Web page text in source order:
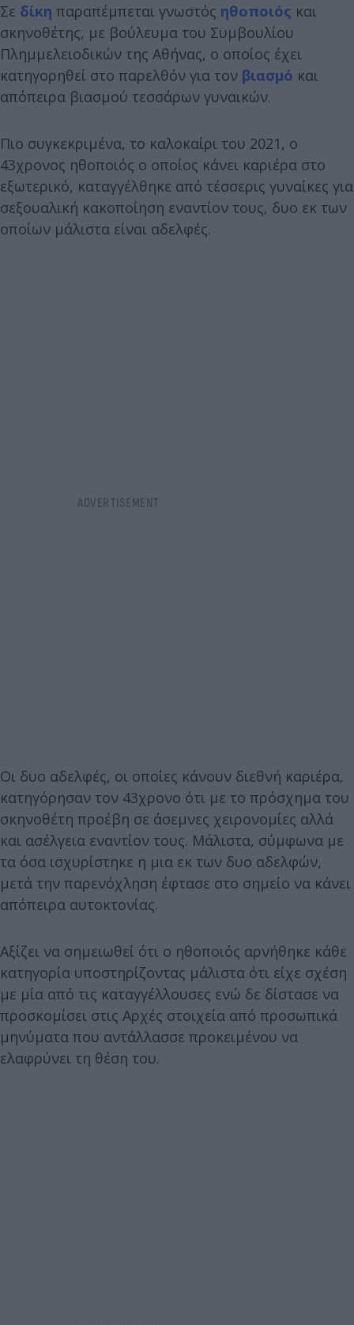
Σε δίκη παραπέμπεται γνωστός ηθοποιός και
σκηνοθέτης, με βούλευμα του Συμβουλίου
Πλημμελειοδικών της Αθήνας, ο οποίος έχει
κατηγορηθεί στο παρελθόν για τον βιασμό και
απόπειρα βιασμού τεσσάρων γυναικών.
Πιο συγκεκριμένα, το καλοκαίρι του 2021, ο
43χρονος ηθοποιός ο οποίος κάνει καριέρα στο
εξωτερικό, καταγγέλθηκε από τέσσερις γυναίκες για
σεξουαλική κακοποίηση εναντίον τους, δυο εκ των
οποίων μάλιστα είναι αδελφές.
Οι δυο αδελφές, οι οποίες κάνουν διεθνή καριέρα,
κατηγόρησαν τον 43χρονο ότι με το πρόσχημα του
σκηνοθέτη προέβη σε άσεμνες χειρονομίες αλλά
και ασέλγεια εναντίον τους. Μάλιστα, σύμφωνα με
τα όσα ισχυρίστηκε η μια εκ των δυο αδελφών,
μετά την παρενόχληση έφτασε στο σημείο να κάνει
απόπειρα αυτοκτονίας.
Αξίζει να σημειωθεί ότι ο ηθοποιός αρνήθηκε κάθε
κατηγορία υποστηρίζοντας μάλιστα ότι είχε σχέση
με μία από τις καταγγέλλουσες ενώ δε δίστασε να
προσκομίσει στις Αρχές στοιχεία από προσωπικά
μηνύματα που αντάλλασσε προκειμένου να
ελαφρύνει τη θέση του.